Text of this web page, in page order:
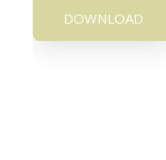
DOWNLOAD